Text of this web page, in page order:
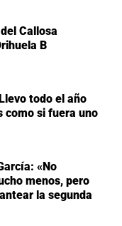
Callosa
B
todo el año
como si fuera uno
«No
menos, pero
la segunda